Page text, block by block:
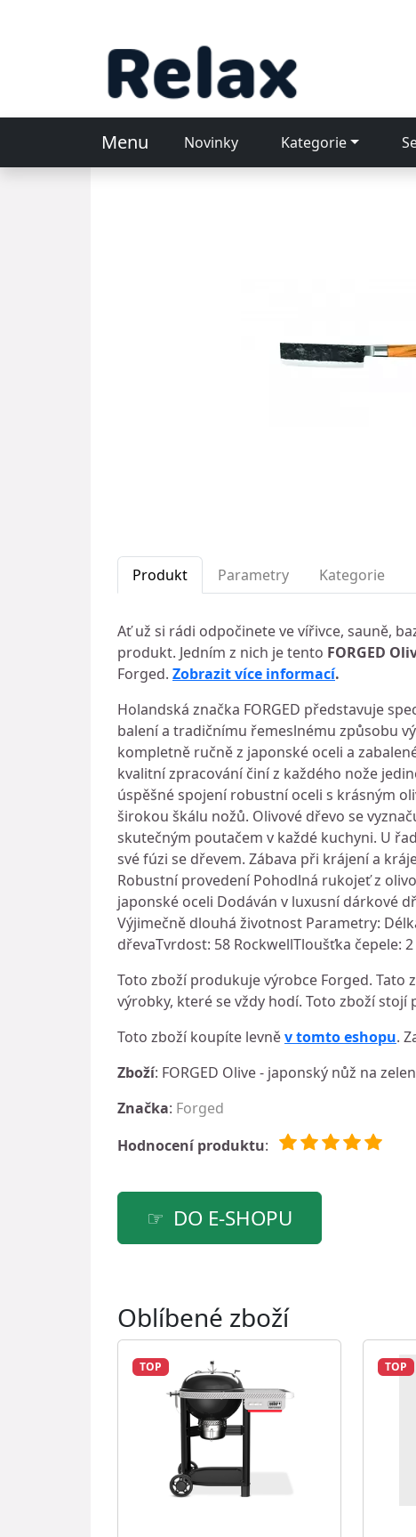
Menu Novinky Kategorie
Produkt Parametry Kategorie
Ať už si rádi odpočinete ve vířivce, sauně,
produkt. Jedním z nich je tento FORGED
Forged. Zobrazit více informací.
Holandská značka FORGED představuje
balení a tradičnímu řemeslnému způsobu
kompletně ručně z japonské oceli a
kvalitní zpracování činí z každého nože
úspěšné spojení robustní oceli s krásným
širokou škálu nožů. Olivové dřevo se
skutečným poutačem v každé kuchyni. U
své fúzi se dřevem. Zábava při krájení a
Robustní provedení Pohodlná rukojeť z
japonské oceli Dodáván v luxusní dárkové
Výjimečně dlouhá životnost Parametry:
dřevaTvrdost: 58 RockwellTloušťka čepele:
Toto zboží produkuje výrobce Forged. Tato
výrobky, které se vždy hodí. Toto zboží stojí
Toto zboží koupíte levněv tomto eshopu.
Zboží: FORGED Olive - japonský nůž na
Značka: Forged
Hodnocení produktu:
DO E-SHOPU
Oblíbené zboží
TOP TOP